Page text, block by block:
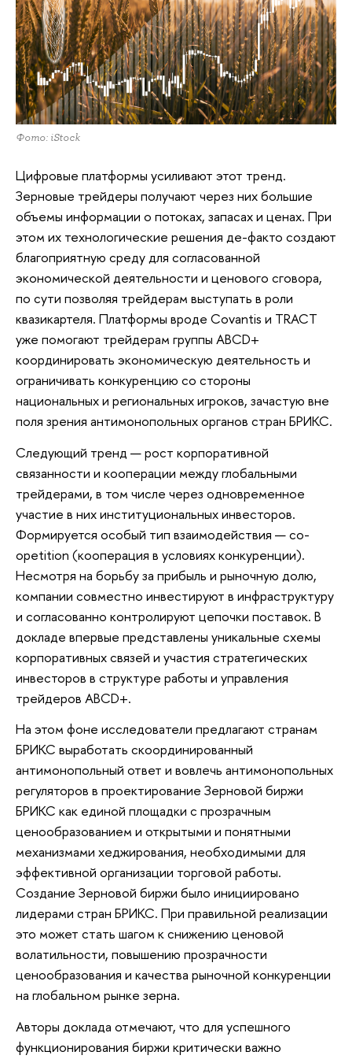
Фото: iStock
Цифровые платформы усиливают этот тренд.
Зерновые трейдеры получают через них большие
объемы информации о потоках, запасах и ценах. При
этом их технологические решения де-факто создают
благоприятную среду для согласованной
экономической деятельности и ценового сговора,
по сути позволяя трейдерам выступать в роли
квазикартеля. Платформы вроде Covantis и TRACT
уже помогают трейдерам группы ABCD+
координировать экономическую деятельность и
ограничивать конкуренцию со стороны
национальных и региональных игроков, зачастую вне
поля зрения антимонопольных органов стран БРИКС.
Следующий тренд — рост корпоративной
связанности и кооперации между глобальными
трейдерами, в том числе через одновременное
участие в них институциональных инвесторов.
Формируется особый тип взаимодействия — co-
opetition (кооперация в условиях конкуренции).
Несмотря на борьбу за прибыль и рыночную долю,
компании совместно инвестируют в инфраструктуру
и согласованно контролируют цепочки поставок. В
докладе впервые представлены уникальные схемы
корпоративных связей и участия стратегических
инвесторов в структуре работы и управления
трейдеров ABCD+.
На этом фоне исследователи предлагают странам
БРИКС выработать скоординированный
антимонопольный ответ и вовлечь антимонопольных
регуляторов в проектирование Зерновой биржи
БРИКС как единой площадки с прозрачным
ценообразованием и открытыми и понятными
механизмами хеджирования, необходимыми для
эффективной организации торговой работы.
Создание Зерновой биржи было инициировано
лидерами стран БРИКС. При правильной реализации
это может стать шагом к снижению ценовой
волатильности, повышению прозрачности
ценообразования и качества рыночной конкуренции
на глобальном рынке зерна.
Авторы доклада отмечают, что для успешного
функционирования биржи критически важно